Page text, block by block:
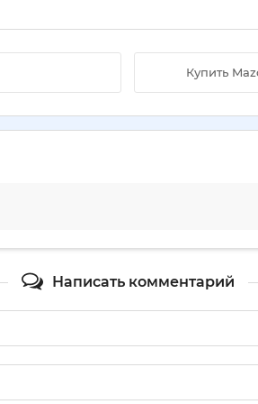
Купить
Написать комментарий